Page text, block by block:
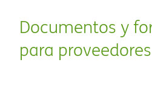
Documentos y
para proveedores​​